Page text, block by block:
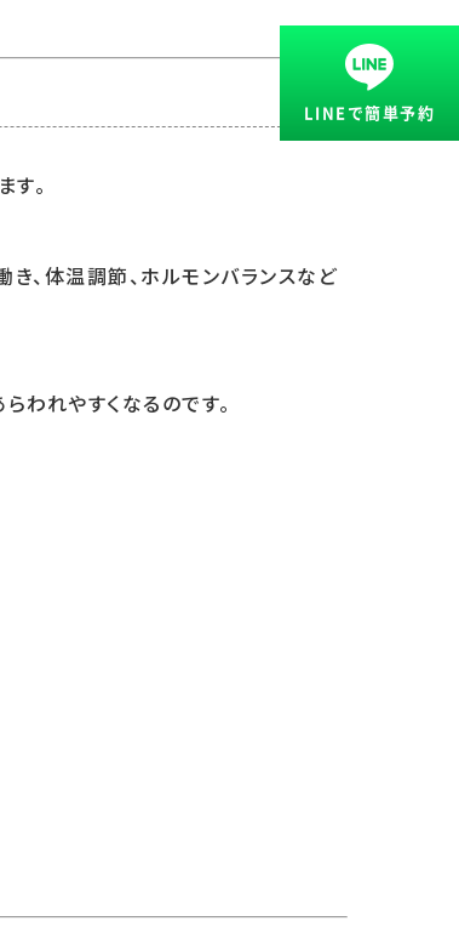
LINEで簡単予約
。
、体温調節、ホルモンバランスなど
われやすくなるのです。